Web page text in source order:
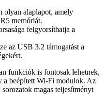
olyan alaplapot, amely
memóriát.
felgyorsíthatja a
az USB 3.2 támogatást a
funkciók is fontosak lehetnek,
a beépített Wi-Fi modulok. Az
magas teljesítményt